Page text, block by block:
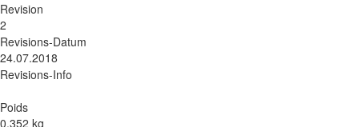
Revision
2
Revisions-Datum
24.07.2018
Revisions-Info
Poids
0.352 kg